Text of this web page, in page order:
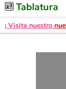
Tablatura
¡ Visita nuestro